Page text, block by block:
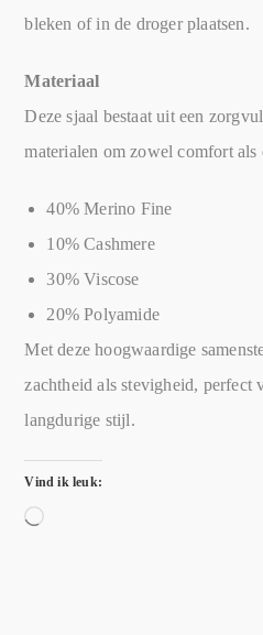
bleken of in de droger plaatsen.
Materiaal
Deze sjaal bestaat uit een
materialen om zowel comfort als
40% Merino Fine
10% Cashmere
30% Viscose
20% Polyamide
Met deze hoogwaardige
zachtheid als stevigheid, perfect
langdurige stijl.
Vind ik leuk: